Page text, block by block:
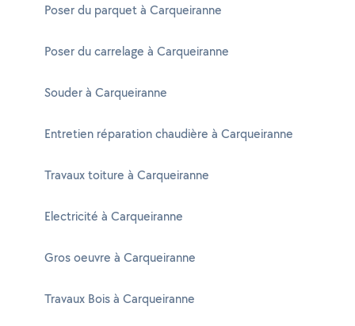
Poser du parquet à Carqueiranne
Poser du carrelage à Carqueiranne
Souder à Carqueiranne
Entretien réparation chaudière à Carqueiranne
Travaux toiture à Carqueiranne
Electricité à Carqueiranne
Gros oeuvre à Carqueiranne
Travaux Bois à Carqueiranne